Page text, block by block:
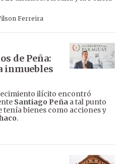
Ferreira
de Peña:
inmuebles
ilícito encontró
Santiago Peña a tal punto
tenía bienes como acciones y
.